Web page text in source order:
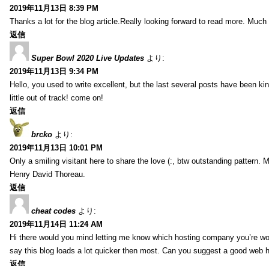
2019年11月13日 8:39 PM
Thanks a lot for the blog article.Really looking forward to read more. Much
返信
Super Bowl 2020 Live Updates より:
2019年11月13日 9:34 PM
Hello, you used to write excellent, but the last several posts have been
little out of track! come on!
返信
brcko より:
2019年11月13日 10:01 PM
Only a smiling visitant here to share the love (:, btw outstanding pattern.
Henry David Thoreau.
返信
cheat codes より:
2019年11月14日 11:24 AM
Hi there would you mind letting me know which hosting company you’re
say this blog loads a lot quicker then most. Can you suggest a good web
返信